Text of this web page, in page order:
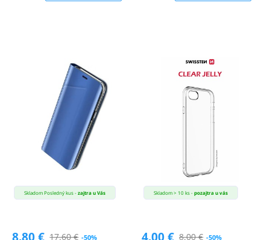
Skladom Posledný kus -zajtra u Vás
17.60€ -50%
Skladom > 10 ks -pozajtra u vás
8.00€ -50%